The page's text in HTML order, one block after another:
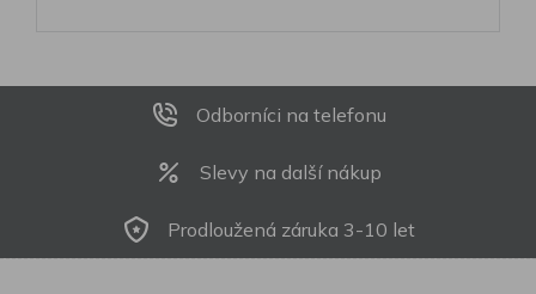
Odborníci na telefonu
Slevy na další nákup
Prodloužená záruka 3-10 let